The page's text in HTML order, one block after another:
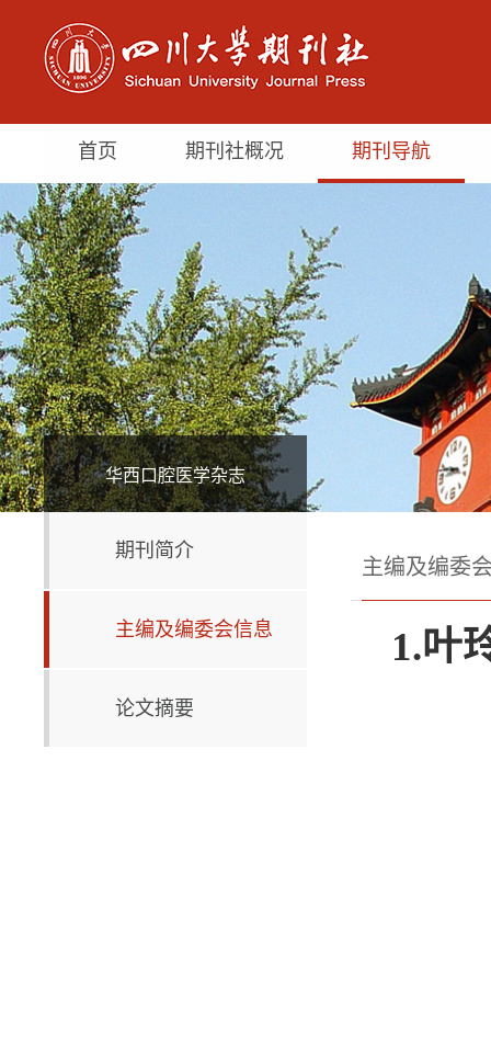
首页 期刊社概况 期刊导航
华西口腔医学杂志
期刊简介
主编及编委会信息
论文摘要
主编及编委
1.叶